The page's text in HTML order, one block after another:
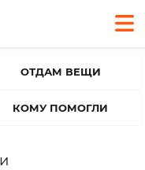
ОТДАМ ВЕЩИ
КОМУ ПОМОГЛИ